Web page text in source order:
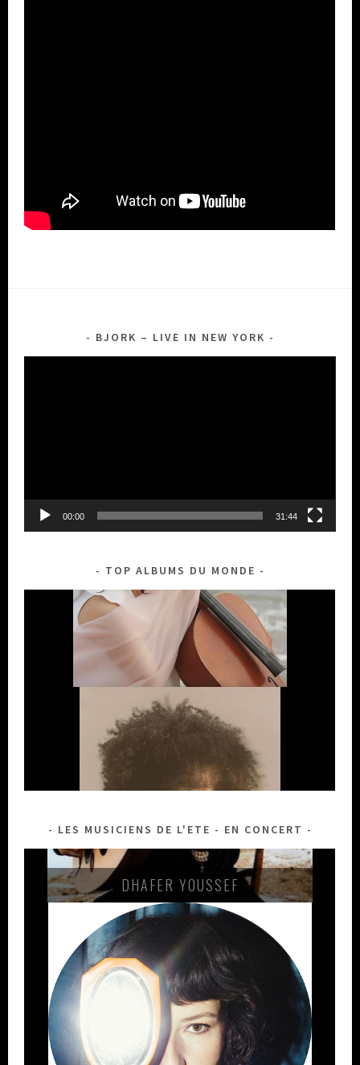
BJORK – LIVE IN NEW YORK
00:00 31:44
TOP ALBUMS DU MONDE
LES MUSICIENS DE L'ETE - EN CONCERT